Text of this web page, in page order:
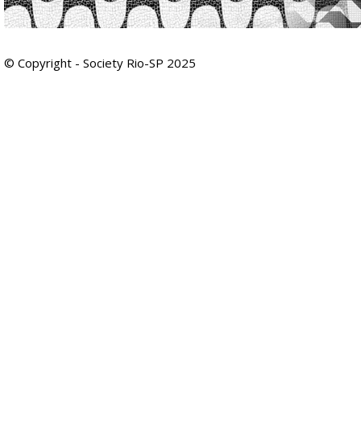
© Copyright - Society Rio-SP 2025